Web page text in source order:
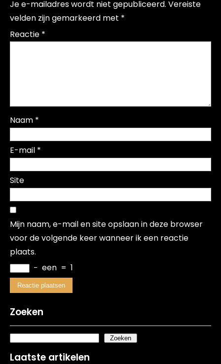
Je e-mailadres wordt niet gepubliceerd. Vereiste
velden zijn gemarkeerd met *
Reactie *
Naam *
E-mail *
Site
Mijn naam, e-mail en site opslaan in deze browser
voor de volgende keer wanneer ik een reactie
plaats.
− een = 1
Zoeken
Zoeken
Laatste artikelen